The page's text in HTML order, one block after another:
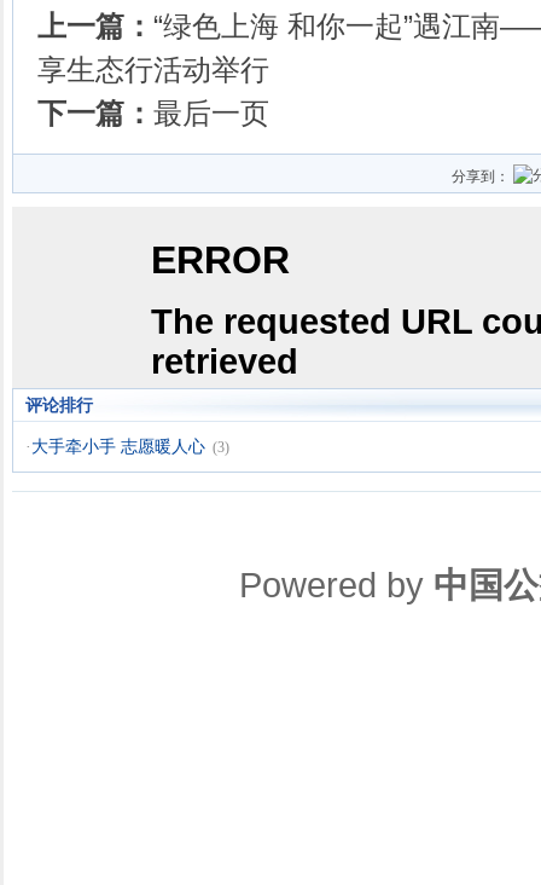
上一篇： “绿色上海 和你一起”遇江南
享生态行活动举行
下一篇： 最后一页
分享到：
评论排行
· 大手牵小手 志愿暖人心 (3)
Powered by 中国